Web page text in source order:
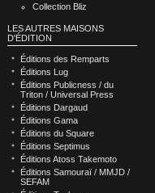
Collection Bliz
LES AUTRES MAISONS
D'ÉDITION
Éditions des Remparts
Éditions Lug
Éditions Publicness / du
Triton / Universal Press
Éditions Dargaud
Éditions Gama
Éditions du Square
Éditions Septimus
Éditions Atoss Takemoto
Éditions Samouraï / MMJD /
SEFAM